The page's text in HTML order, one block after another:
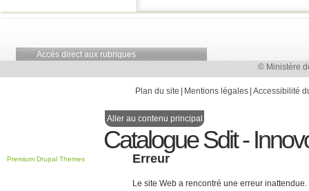
Accès direct aux rubriques
© Ministère
Plan du site Mentions légales Accessibilité
Aller au contenu principal
Catalogue Sdit -
Erreur
Le site Web a rencontré une erreur
Premium Drupal Themes